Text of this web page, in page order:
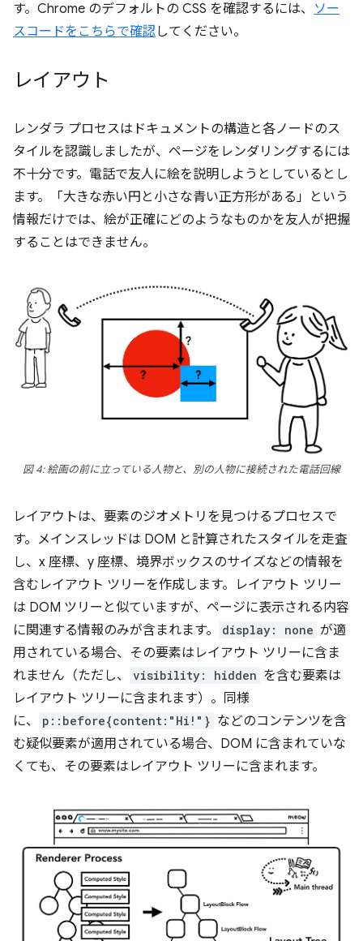
す。Chrome のデフォルトの CSS を確認するには、 ソー
スコードをこちらで確認してください。
レイアウト
レンダラ プロセスはドキュメントの構造と各ノードのス
タイルを認識しましたが、ページをレンダリングするには
不十分です。電話で友人に絵を説明しようとしているとし
ます。「大きな赤い円と小さな青い正方形がある」という
情報だけでは、絵が正確にどのようなものかを友人が把握
することはできません。
図 4: 絵画の前に立っている人物と、別の人物に接続された電話回線
レイアウトは、要素のジオメトリを見つけるプロセスで
す。メインスレッドは DOM と計算されたスタイルを走査
し、x 座標、y 座標、境界ボックスのサイズなどの情報を
含むレイアウト ツリーを作成します。レイアウト ツリー
は DOM ツリーと似ていますが、ページに表示される内容
に関連する情報のみが含まれます。
display: none が適
用されている場合、その要素はレイアウト ツリーに含ま
れません（ただし、
visibility: hidden を含む要素は
レイアウト ツリーに含まれます）。同様
に、
p::before{content:"Hi!"} などのコンテンツを含
む疑似要素が適用されている場合、DOM に含まれていな
くても、その要素はレイアウト ツリーに含まれます。